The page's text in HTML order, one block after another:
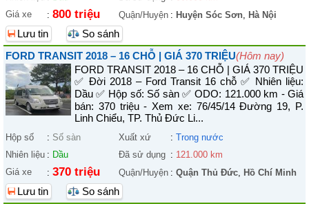
Giá xe
: 800 triệu Quận/Huyện : Huyện Sóc Sơn, Hà Nội
Lưu tin
So sánh
FORD TRANSIT 2018 – 16 CHỖ | GIÁ 370 TRIỆU(Hôm nay)
FORD TRANSIT 2018 – 16 CHỖ | GIÁ 370 TRIỆU
✅ Đời 2018 – Ford Transit 16 chỗ ✅ Nhiên liệu:
Dầu ✅ Hộp số: Số sàn ✅ ODO: 121.000 km - Giá
bán: 370 triệu - Xem xe: 76/45/14 Đường 19, P.
Linh Chiểu, TP. Thủ Đức Li...
Hộp số : Số sàn Xuất xứ : Trong nước
Nhiên liệu : Dầu Đã sử dụng : 121.000 km
Giá xe
: 370 triệu Quận/Huyện : Quận Thủ Đức, Hồ Chí Minh
Lưu tin
So sánh